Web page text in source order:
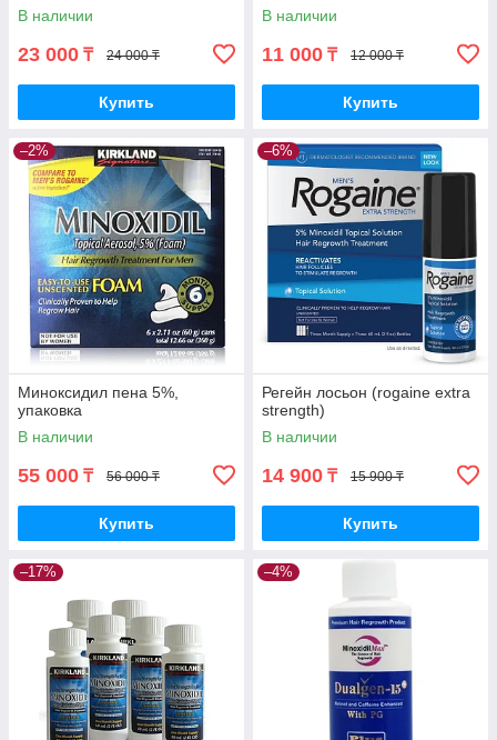
В наличии
23 000 ₸ 24 000 ₸
Купить
В наличии
11 000 ₸ 12 000 ₸
Купить
–2%
Миноксидил пена 5%,
упаковка
В наличии
55 000 ₸ 56 000 ₸
Купить
–6%
Регейн лосьон (rogaine extra
strength)
В наличии
14 900 ₸ 15 900 ₸
Купить
–17% –4%